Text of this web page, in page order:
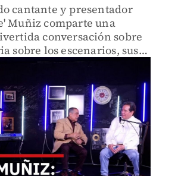
cantante y presentador
Muñiz comparte una
conversación sobre
sobre los escenarios, sus
en el Lunario
Nacional y la herencia
padre.